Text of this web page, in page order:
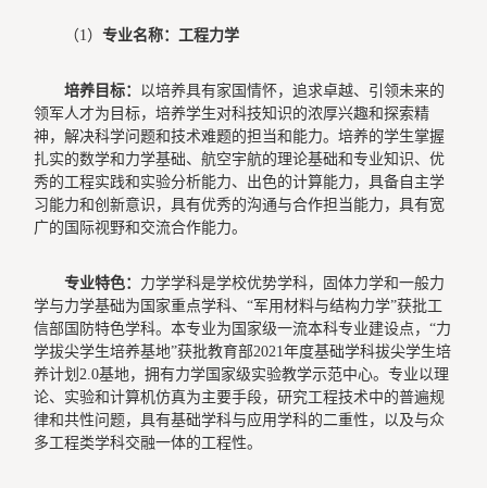
（1）专业名称：工程力学
培养目标： 以培养具有家国情怀，追求卓越、引领未来的
领军人才为目标，培养学生对科技知识的浓厚兴趣和探索精
神，解决科学问题和技术难题的担当和能力。培养的学生掌握
扎实的数学和力学基础、航空宇航的理论基础和专业知识、优
秀的工程实践和实验分析能力、出色的计算能力，具备自主学
习能力和创新意识，具有优秀的沟通与合作担当能力，具有宽
广的国际视野和交流合作能力。
专业特色： 力学学科是学校优势学科，固体力学和一般力
学与力学基础为国家重点学科、“军用材料与结构力学”获批工
信部国防特色学科。本专业为国家级一流本科专业建设点，“力
学拔尖学生培养基地”获批教育部2021年度基础学科拔尖学生培
养计划2.0基地，拥有力学国家级实验教学示范中心。专业以理
论、实验和计算机仿真为主要手段，研究工程技术中的普遍规
律和共性问题，具有基础学科与应用学科的二重性，以及与众
多工程类学科交融一体的工程性。